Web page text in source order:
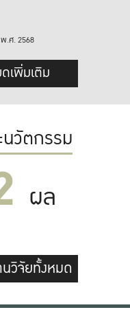
.ศ. 2568
เพิ่มเติม
นวัตกรรม
ผล
นวิจัยทั้งหมด